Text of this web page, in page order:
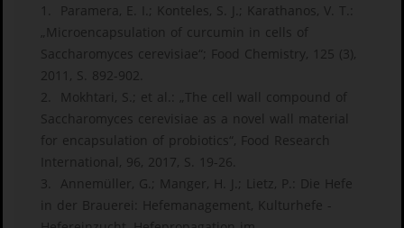
1. Paramera, E. I.; Konteles, S. J.; Karathanos, V. T.:
„Microencapsulation of curcumin in cells of
Saccharomyces cerevisiae“; Food Chemistry, 125 (3),
2011, S. 892-902.
2. Mokhtari, S.; et al.: „The cell wall compound of
Saccharomyces cerevisiae as a novel wall material
for encapsulation of probiotics“, Food Research
International, 96, 2017, S. 19-26.
3. Annemüller, G.; Manger, H. J.; Lietz, P.: Die Hefe
in der Brauerei: Hefemanagement, Kulturhefe -